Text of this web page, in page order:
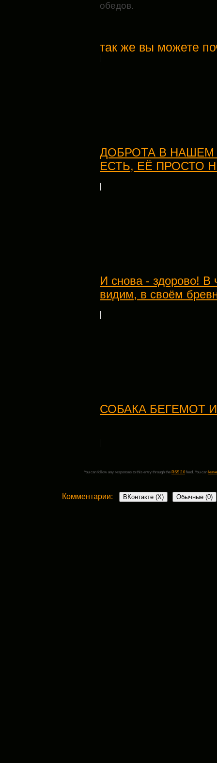
обедов.
так же вы можете
ДОБРОТА В
ЕСТЬ, ЕЁ ПРОСТО
И снова - здорово! В
видим, в своём
СОБАКА БЕГЕМОТ
You can follow any responses to this entry through the RSS 2.0 feed. You can
Комментарии: ВКонтакте (X) Обычные (0)